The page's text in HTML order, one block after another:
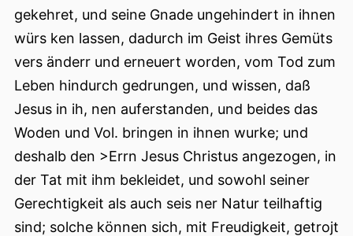
gekehret, und seine Gnade ungehindert in ihnen
würs ken lassen, dadurch im Geist ihres Gemüts
vers änderr und erneuert worden, vom Tod zum
Leben hindurch gedrungen, und wissen, daß
Jesus in ih, nen auferstanden, und beides das
Woden und Vol. bringen in ihnen wurke; und
deshalb den >Errn Jesus Christus angezogen, in
der Tat mit ihm bekleidet, und sowohl seiner
Gerechtigkeit als auch seis ner Natur teilhaftig
sind; solche können sich, mit Freudigkeit, getrojt